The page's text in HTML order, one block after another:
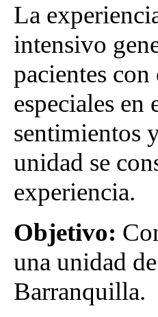
La
intensivo
pacientes
especiales en
sentimientos
unidad se
experiencia.
Objetivo:
una unidad
Barranquilla.